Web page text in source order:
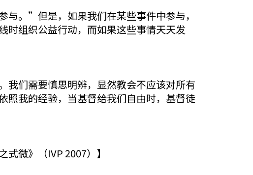
。”但是，如果我们在某些事件中参与，
时组织公益行动，而如果这些事情天天发
我们需要慎思明辨，显然教会不应该对所有
照我的经验，当基督给我们自由时，基督徒
微》（IVP 2007）】